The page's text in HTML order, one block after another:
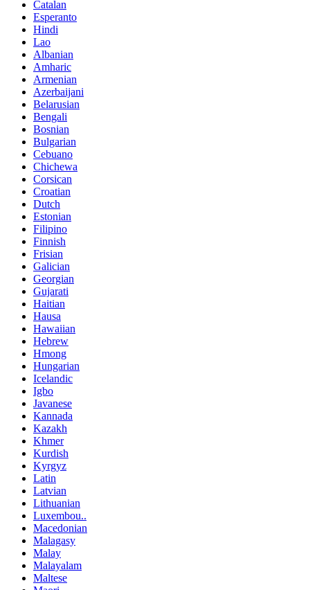
Catalan
Esperanto
Hindi
Lao
Albanian
Amharic
Armenian
Azerbaijani
Belarusian
Bengali
Bosnian
Bulgarian
Cebuano
Chichewa
Corsican
Croatian
Dutch
Estonian
Filipino
Finnish
Frisian
Galician
Georgian
Gujarati
Haitian
Hausa
Hawaiian
Hebrew
Hmong
Hungarian
Icelandic
Igbo
Javanese
Kannada
Kazakh
Khmer
Kurdish
Kyrgyz
Latin
Latvian
Lithuanian
Luxembou..
Macedonian
Malagasy
Malay
Malayalam
Maltese